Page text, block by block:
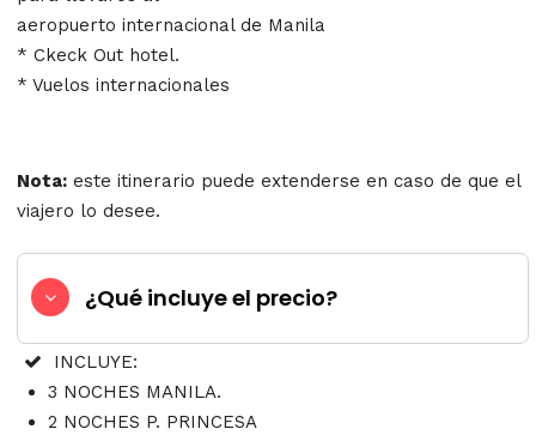
aeropuerto internacional de Manila
* Ckeck Out hotel.
* Vuelos internacionales
Nota: este itinerario puede extenderse en caso de que el
viajero lo desee.
¿Qué incluye el precio?
INCLUYE:
3 NOCHES MANILA.
2 NOCHES P. PRINCESA